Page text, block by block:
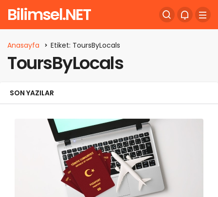
Bilimsel.NET
Anasayfa Etiket: ToursByLocals
ToursByLocals
SON YAZILAR